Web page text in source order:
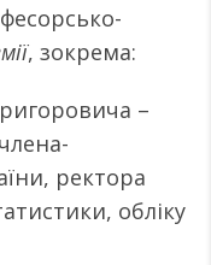
, зокрема:
–
ректора
обліку